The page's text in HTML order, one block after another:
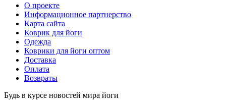
O проекте
Информационное партнерство
Карта сайта
Коврик для йоги
Одежда
Коврики для йоги оптом
Доставка
Оплата
Возвраты
Будь в курсе новостей мира йоги